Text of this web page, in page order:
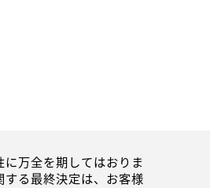
万全を期してはおりま
る最終決定は、お客様